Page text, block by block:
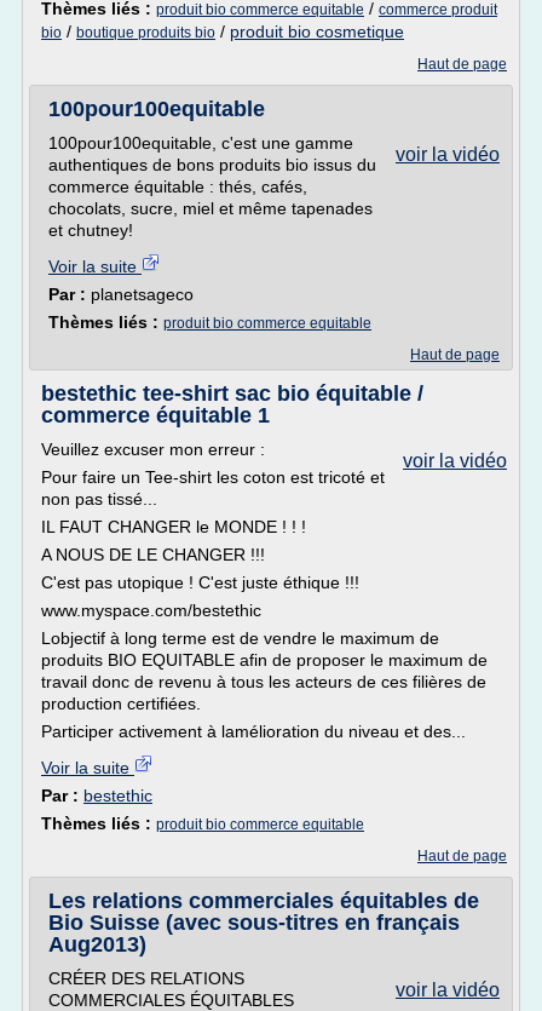
Thèmes liés : produit bio commerce equitable / commerce produit
bio / boutique produits bio / produit bio cosmetique
Haut de page
100pour100equitable
voir la vidéo
100pour100equitable, c'est une gamme
authentiques de bons produits bio issus du
commerce équitable : thés, cafés,
chocolats, sucre, miel et même tapenades
et chutney!
Voir la suite
Par : planetsageco
Thèmes liés : produit bio commerce equitable
Haut de page
bestethic tee-shirt sac bio équitable /
commerce équitable 1
voir la vidéo
Veuillez excuser mon erreur :
Pour faire un Tee-shirt les coton est tricoté et
non pas tissé...
IL FAUT CHANGER le MONDE ! ! !
A NOUS DE LE CHANGER !!!
C'est pas utopique ! C'est juste éthique !!!
www.myspace.com/bestethic
Lobjectif à long terme est de vendre le maximum de
produits BIO EQUITABLE afin de proposer le maximum de
travail donc de revenu à tous les acteurs de ces filières de
production certifiées.
Participer activement à lamélioration du niveau et des...
Voir la suite
Par : bestethic
Thèmes liés : produit bio commerce equitable
Haut de page
Les relations commerciales équitables de
Bio Suisse (avec sous-titres en français
Aug2013)
voir la vidéo
CRÉER DES RELATIONS
COMMERCIALES ÉQUITABLES